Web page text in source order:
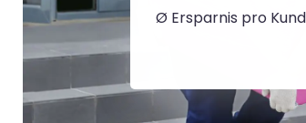
Ø Ersparnis pro